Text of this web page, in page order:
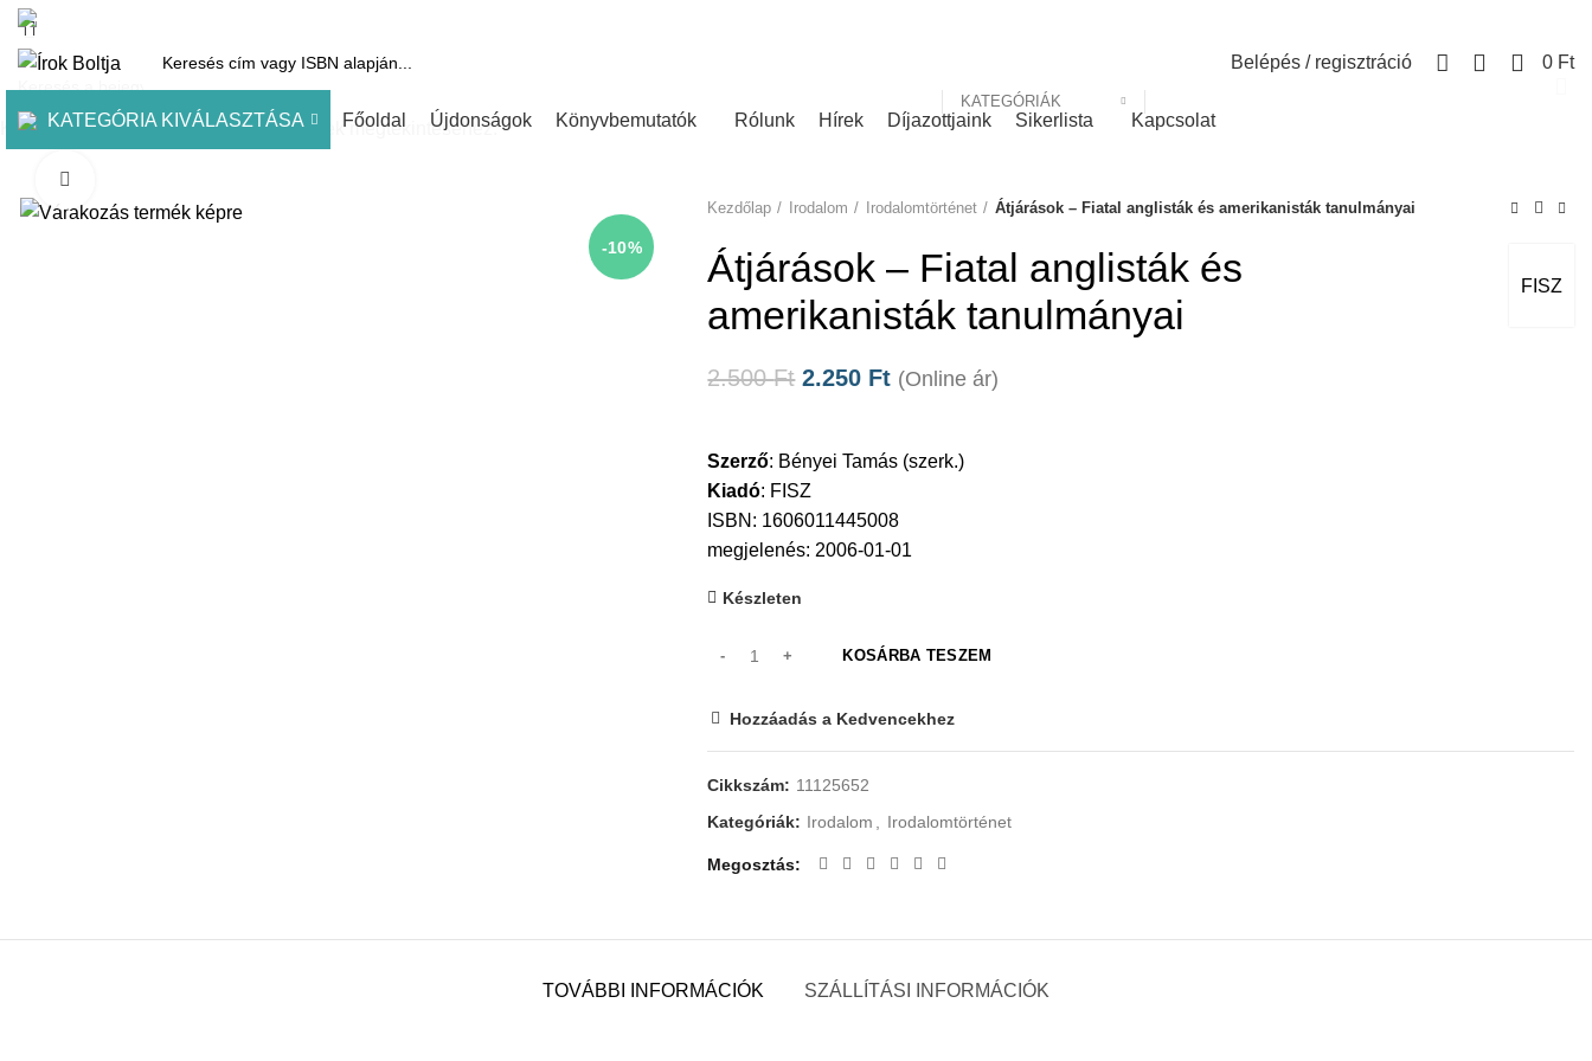
KATEGÓRIÁK
Belépés / regisztráció 0 Ft
KATEGÓRIA KIVÁLASZTÁSA Főoldal Újdonságok Könyvbemutatók Rólunk Hírek Díjazottjaink Sikerlista Kapcsolat
-10%
Kezdőlap
Irodalom Irodalomtörténet Átjárások – Fiatal anglisták és amerikanisták tanulmányai
FISZ
Átjárások – Fiatal anglisták és
amerikanisták tanulmányai
2.500Ft 2.250 Ft (Online ár)
Szerző: Bényei Tamás (szerk.)
Kiadó: FISZ
ISBN: 1606011445008
megjelenés: 2006-01-01
Készleten
KOSÁRBA TESZEM
Hozzáadás a Kedvencekhez
Cikkszám: 11125652
Kategóriák: Irodalom Irodalomtörténet
Megosztás
TOVÁBBI INFORMÁCIÓK SZÁLLÍTÁSI INFORMÁCIÓK
Kezdje el gépelni a keresett bejegyzések megtekintéséhez.